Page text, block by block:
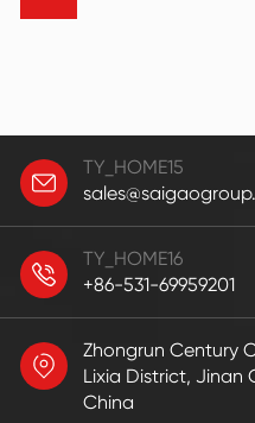
TY_HOME15
TY_HOME16
+86-531-69959201
Zhongrun Century
Lixia District, Jinan
China